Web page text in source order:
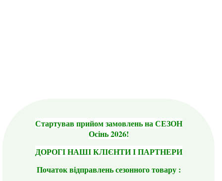
Стартував прийом замовлень на СЕЗОН
Осінь 2026!
ДОРОГІ НАШІ КЛІЄНТИ І ПАРТНЕРИ
Початок відправлень сезонного товару :